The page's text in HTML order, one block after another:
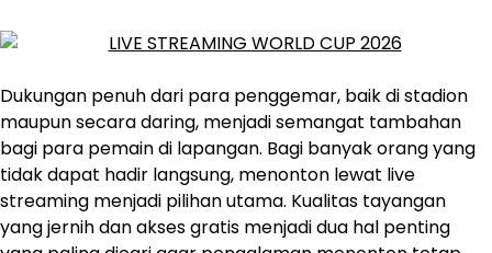
Dukungan penuh dari para penggemar, baik di stadion
maupun secara daring, menjadi semangat tambahan
bagi para pemain di lapangan. Bagi banyak orang yang
tidak dapat hadir langsung, menonton lewat live
streaming menjadi pilihan utama. Kualitas tayangan
yang jernih dan akses gratis menjadi dua hal penting